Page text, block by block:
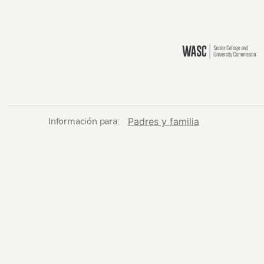
Información para: Padres y familia